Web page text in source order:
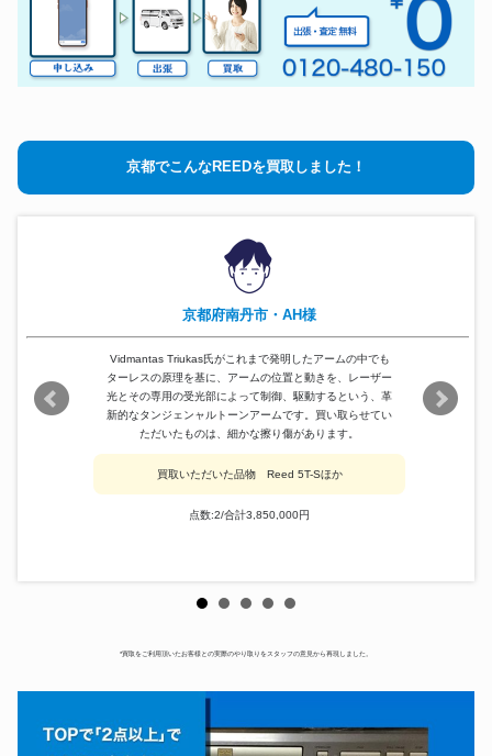
京都でこんなREEDを買取しました！
京都府南丹市・AH様
Vidmantas Triukas氏がこれまで発明したアームの中でも
ターレスの原理を基に、アームの位置と動きを、レーザー
光とその専用の受光部によって制御、駆動するという、革
新的なタンジェンャルトーンアームです。買い取らせてい
ただいたものは、細かな擦り傷があります。
買取いただいた品物 Reed 5T-Sほか
点数:2/合計3,850,000円
*買取をご利用頂いたお客様との実際のやり取りをスタッフの意見から再現しました。